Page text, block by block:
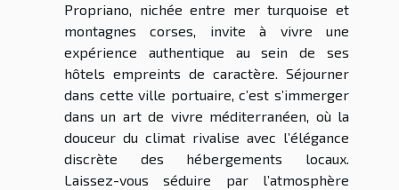
Propriano, nichée entre mer turquoise et
montagnes corses, invite à vivre une
expérience authentique au sein de ses
hôtels empreints de caractère. Séjourner
dans cette ville portuaire, c’est s’immerger
dans un art de vivre méditerranéen, où la
douceur du climat rivalise avec l’élégance
discrète des hébergements locaux.
Laissez-vous séduire par l’atmosphère